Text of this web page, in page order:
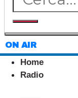
ON AIR
Home
Radio